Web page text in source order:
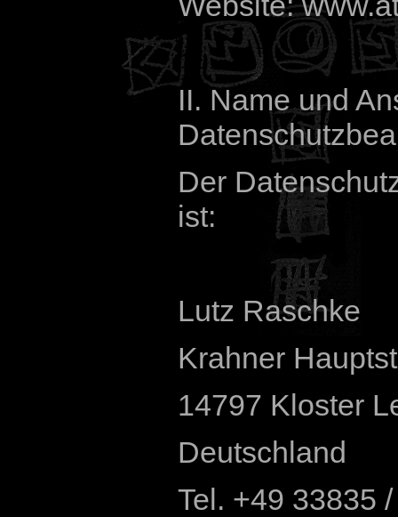
II. Name und
Der
ist:
Lutz Raschke
Krahner
14797 Kloster
Deutschland
Tel. +49 33835